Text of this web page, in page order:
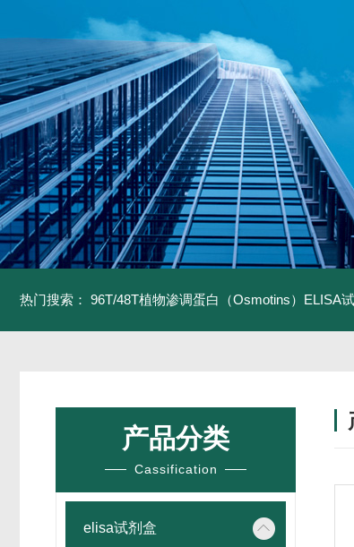
热门搜索： 96T/48T植物渗调蛋白（Osmotins）ELISA
产品分类
Cassification
elisa试剂盒